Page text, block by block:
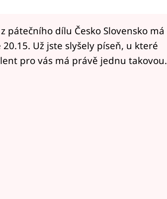
pátečního dílu Česko Slovensko má
Už jste slyšely píseň, u které
pro vás má právě jednu takovou.